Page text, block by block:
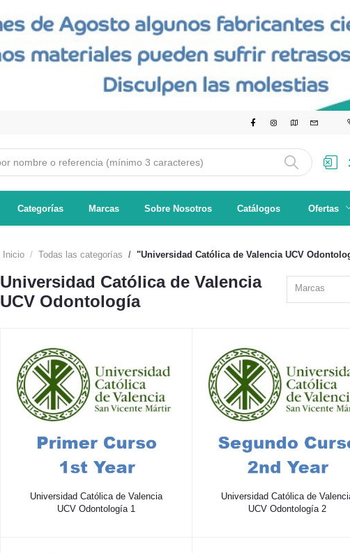
Categorías Marcas Sobre Nosotros Catálogos Ofertas
Inicio Todas las categorías "Universidad Católica de Valencia UCV
Universidad Católica de Valencia
UCV Odontología
Marcas
Universidad Católica de Valencia
UCV Odontología 1
Universidad Católica de
UCV Odontología 2